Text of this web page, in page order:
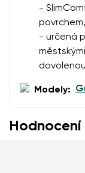
-
- určená
dovolenou
Modely:
Hodnocení